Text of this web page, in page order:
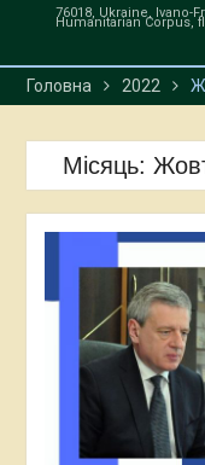
76018, Ukraine, Ivano-
Humanitarian Corpus,
Головна 2022
Місяць: